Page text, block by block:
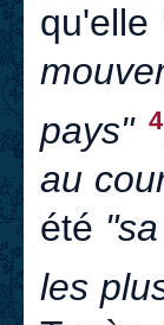
qu'elle
pays" 4
au
été
les